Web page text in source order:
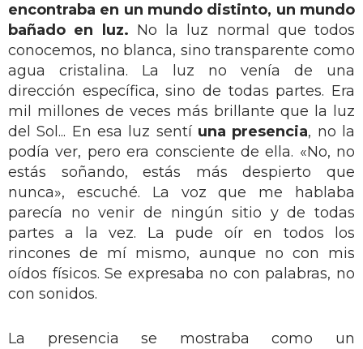
encontraba en un mundo distinto, un mundo
bañado en luz. No la luz normal que todos
conocemos, no blanca, sino transparente como
agua cristalina. La luz no venía de una
dirección específica, sino de todas partes. Era
mil millones de veces más brillante que la luz
del Sol... En esa luz sentí una presencia, no la
podía ver, pero era consciente de ella. «No, no
estás soñando, estás más despierto que
nunca», escuché. La voz que me hablaba
parecía no venir de ningún sitio y de todas
partes a la vez. La pude oír en todos los
rincones de mí mismo, aunque no con mis
oídos físicos. Se expresaba no con palabras, no
con sonidos.
La presencia se mostraba como un